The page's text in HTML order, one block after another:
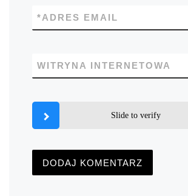
ADRES EMAIL
*
WITRYNA INTERNETOWA
Slide to verify